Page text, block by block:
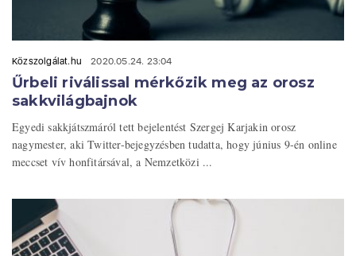
Közszolgálat.hu 2020.05.24. 23:04
Űrbeli riválissal mérkőzik meg az orosz
sakkvilágbajnok
Egyedi sakkjátszmáról tett bejelentést Szergej Karjakin orosz
nagymester, aki Twitter-bejegyzésben tudatta, hogy június 9-én online
meccset vív honfitársával, a Nemzetközi ...